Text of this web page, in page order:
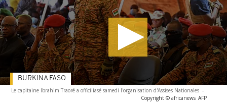
Le capitaine Ibrahim Traoré a officiliasé samedi l'organisation d'Assises Nationales -
Copyright © africanews AFP
BURKINA FASO